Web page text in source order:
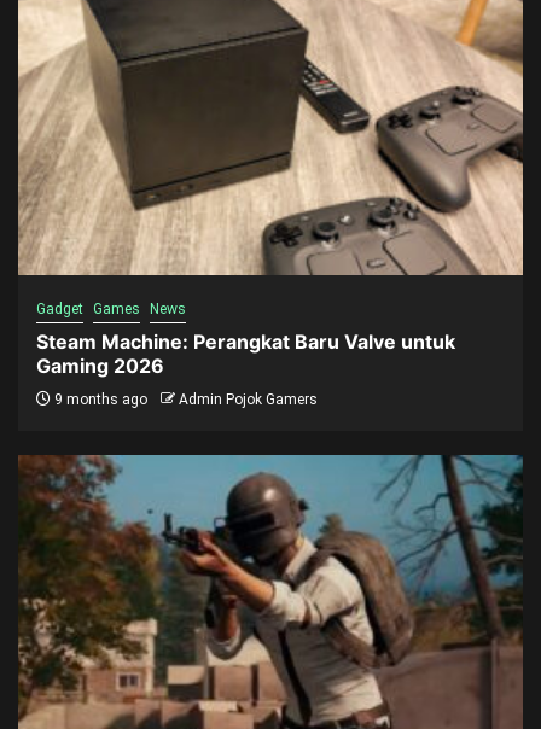
Gadget Games News
Steam Machine: Perangkat Baru Valve untuk
Gaming 2026
9 months ago Admin Pojok Gamers